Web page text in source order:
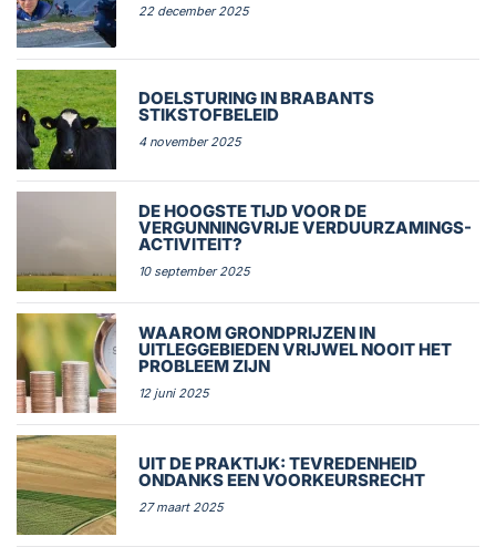
22 december 2025
DOELSTURING IN BRABANTS
STIKSTOFBELEID
4 november 2025
DE HOOGSTE TIJD VOOR DE
VERGUNNINGVRIJE VERDUURZAMINGS-
ACTIVITEIT?
10 september 2025
WAAROM GRONDPRIJZEN IN
UITLEGGEBIEDEN VRIJWEL NOOIT HET
PROBLEEM ZIJN
12 juni 2025
UIT DE PRAKTIJK: TEVREDENHEID
ONDANKS EEN VOORKEURSRECHT
27 maart 2025